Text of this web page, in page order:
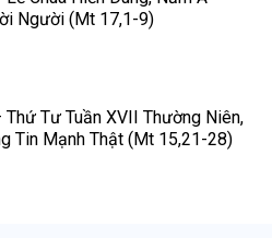
Người (Mt 17,1-9)
Tư Tuần XVII Thường Niên,
Tin Mạnh Thật (Mt 15,21-28)